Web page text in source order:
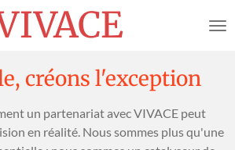
créons l'exception
un partenariat avec VIVACE peut
en réalité. Nous sommes plus qu'une